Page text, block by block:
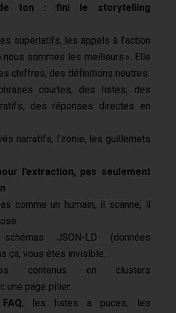
ton : fini le storytelling
les superlatifs, les appels à l’action
sommes les meilleurs ». Elle
chiffres, des définitions neutres.
courtes, des listes, des
des réponses directes en
narratifs, l’ironie, les guillemets
l’extraction, pas seulement
comme un humain, il scanne, il
JSON-LD (données
ça, vous êtes invisible.
contenus en clusters
une page pilier.
FAQ, les listes à puces, les